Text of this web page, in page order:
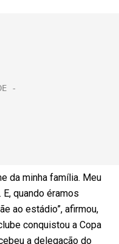
da minha família. Meu
quando éramos
ao estádio”, afirmou,
conquistou a Copa
a delegação do